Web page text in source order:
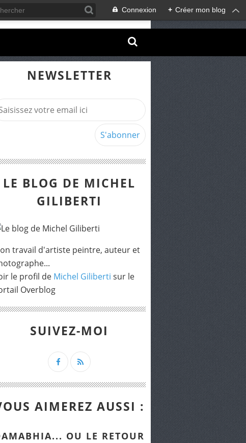
Connexion + Créer mon blog
NEWSLETTER
LE BLOG DE MICHEL
GILIBERTI
travail d'artiste peintre, auteur et
le profil de Michel Giliberti sur le
Overblog
SUIVEZ-MOI
AIMEREZ AUSSI :
OU LE RETOUR